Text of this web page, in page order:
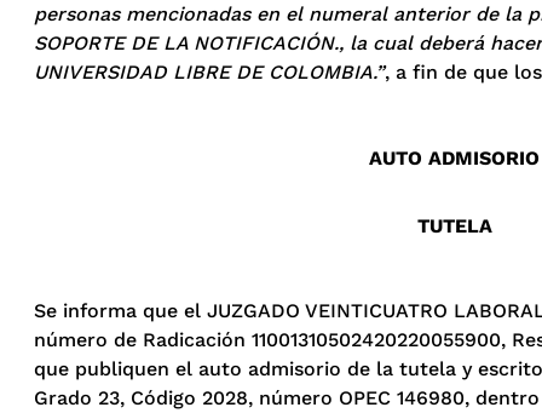
personas mencionadas en el numeral anterior de la
SOPORTE DE LA NOTIFICACIÓN., la cual deberá
UNIVERSIDAD LIBRE DE COLOMBIA.”, a fin de que
AUTO ADMISORIO
TUTELA
Se informa que el JUZGADO VEINTICUATRO
número de Radicación 11001310502420220055900,
que publiquen el auto admisorio de la tutela y
Grado 23, Código 2028, número OPEC 146980,